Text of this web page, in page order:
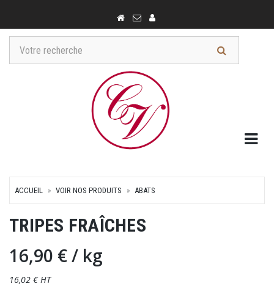
ACCUEIL VOIR NOS PRODUITS ABATS
TRIPES FRAÎCHES
16,90 €/ kg
16,02 € HT